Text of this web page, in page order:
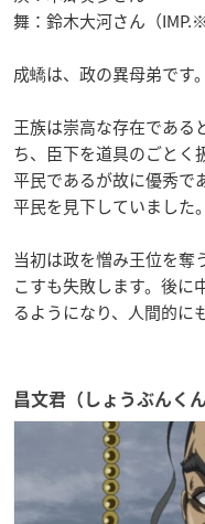
舞：鈴木大河さん（
成蟜は、政の異母弟です。
王族は崇高な存在である
ち、臣下を道具のごとく
平民であるが故に優秀で
平民を見下していました。
当初は政を憎み王位を奪
こすも失敗します。後に
るようになり、人間的に
昌文君（しょうぶんくん